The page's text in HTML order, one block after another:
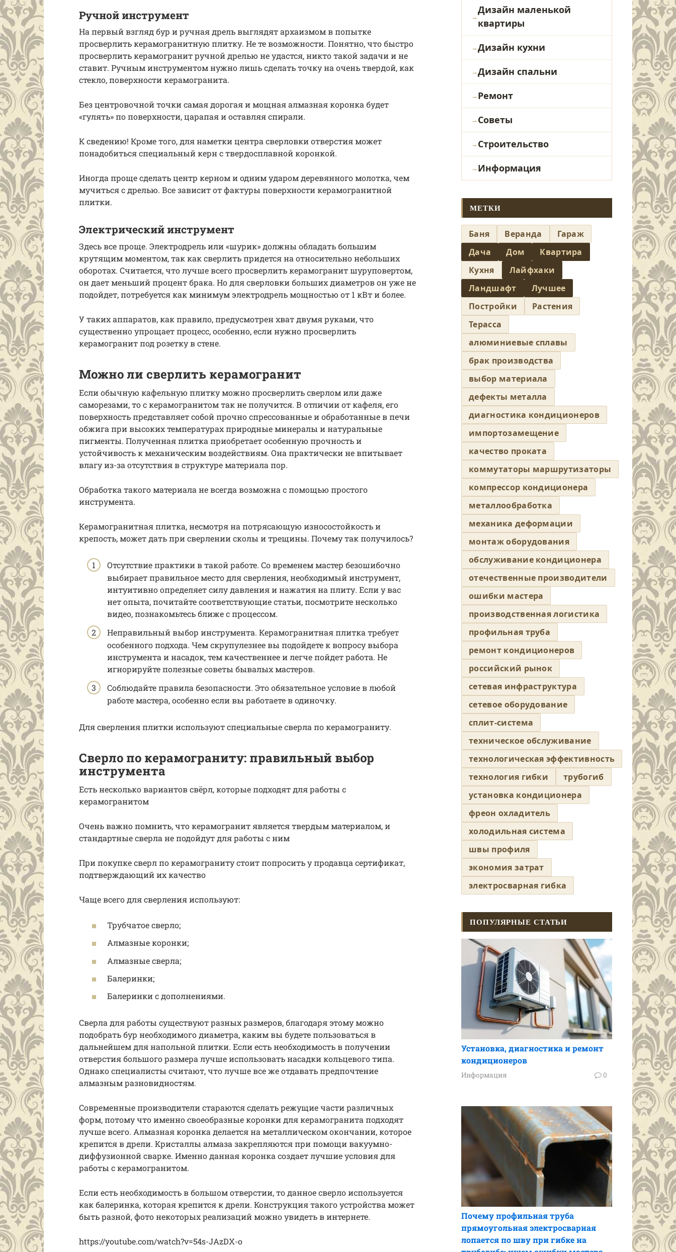
Ручной инструмент
На первый взгляд бур и ручная дрель выглядят архаизмом в попытке
просверлить керамогранитную плитку. Не те возможности. Понятно, что быстро
просверлить керамогранит ручной дрелью не удастся, никто такой задачи и не
ставит. Ручным инструментом нужно лишь сделать точку на очень твердой, как
стекло, поверхности керамогранита.
Без центровочной точки самая дорогая и мощная алмазная коронка будет
«гулять» по поверхности, царапая и оставляя спирали.
К сведению! Кроме того, для наметки центра сверловки отверстия может
понадобиться специальный керн с твердосплавной коронкой.
Иногда проще сделать центр керном и одним ударом деревянного молотка, чем
мучиться с дрелью. Все зависит от фактуры поверхности керамогранитной
плитки.
Электрический инструмент
Здесь все проще. Электродрель или «шурик» должны обладать большим
крутящим моментом, так как сверлить придется на относительно небольших
оборотах. Считается, что лучше всего просверлить керамогранит шуруповертом,
он дает меньший процент брака. Но для сверловки больших диаметров он уже не
подойдет, потребуется как минимум электродрель мощностью от 1 кВт и более.
У таких аппаратов, как правило, предусмотрен хват двумя руками, что
существенно упрощает процесс, особенно, если нужно просверлить
керамогранит под розетку в стене.
Можно ли сверлить керамогранит
Если обычную кафельную плитку можно просверлить сверлом или даже
саморезами, то с керамогранитом так не получится. В отличии от кафеля, его
поверхность представляет собой прочно спрессованные и обработанные в печи
обжига при высоких температурах природные минералы и натуральные
пигменты. Полученная плитка приобретает особенную прочность и
устойчивость к механическим воздействиям. Она практически не впитывает
влагу из-за отсутствия в структуре материала пор.
Обработка такого материала не всегда возможна с помощью простого
инструмента.
Керамогранитная плитка, несмотря на потрясающую износостойкость и
крепость, может дать при сверлении сколы и трещины. Почему так получилось?
Отсутствие практики в такой работе. Со временем мастер безошибочно
выбирает правильное место для сверления, необходимый инструмент,
интуитивно определяет силу давления и нажатия на плиту. Если у вас
нет опыта, почитайте соответствующие статьи, посмотрите несколько
видео, познакомьтесь ближе с процессом.
Неправильный выбор инструмента. Керамогранитная плитка требует
особенного подхода. Чем скрупулезнее вы подойдете к вопросу выбора
инструмента и насадок, тем качественнее и легче пойдет работа. Не
игнорируйте полезные советы бывалых мастеров.
Соблюдайте правила безопасности. Это обязательное условие в любой
работе мастера, особенно если вы работаете в одиночку.
Для сверления плитки используют специальные сверла по керамограниту.
Сверло по керамограниту: правильный выбор
инструмента
Есть несколько вариантов свёрл, которые подходят для работы с
керамогранитом
Очень важно помнить, что керамогранит является твердым материалом, и
стандартные сверла не подойдут для работы с ним
При покупке сверл по керамограниту стоит попросить у продавца сертификат,
подтверждающий их качество
Чаще всего для сверления используют:
Трубчатое сверло;
Алмазные коронки;
Алмазные сверла;
Балеринки;
Балеринки с дополнениями.
Сверла для работы существуют разных размеров, благодаря этому можно
подобрать бур необходимого диаметра, каким вы будете пользоваться в
дальнейшем для напольной плитки. Если есть необходимость в получении
отверстия большого размера лучше использовать насадки кольцевого типа.
Однако специалисты считают, что лучше все же отдавать предпочтение
алмазным разновидностям.
Современные производители стараются сделать режущие части различных
форм, потому что именно своеобразные коронки для керамогранита подходят
лучше всего. Алмазная коронка делается на металлическом окончании, которое
крепится в дрели. Кристаллы алмаза закрепляются при помощи вакуумно-
диффузионной сварке. Именно данная коронка создает лучшие условия для
работы с керамогранитом.
Если есть необходимость в большом отверстии, то данное сверло используется
как балеринка, которая крепится к дрели. Конструкция такого устройства может
быть разной, фото некоторых реализаций можно увидеть в интернете.
https://youtube.com/watch?v=54s-JAzDX-o
Дизайн маленькой
квартиры
Дизайн кухни
Дизайн спальни
Ремонт
Советы
Строительство
Информация
МЕТКИ
Баня Веранда
Гараж
Дача
Дом
Квартира
Кухня
Лайфхаки
Ландшафт
Лучшее
Постройки
Растения
Терасса
алюминиевые сплавы
брак производства
выбор материала
дефекты металла
диагностика кондиционеров
импортозамещение
качество проката
коммутаторы маршрутизаторы
компрессор кондиционера
металлообработка
механика деформации
монтаж оборудования
обслуживание кондиционера
отечественные производители
ошибки мастера
производственная логистика
профильная труба
ремонт кондиционеров
российский рынок
сетевая инфраструктура
сетевое оборудование
сплит-система
техническое обслуживание
технологическая эффективность
технология гибки
трубогиб
установка кондиционера
фреон охладитель
холодильная система
швы профиля
экономия затрат
электросварная гибка
ПОПУЛЯРНЫЕ СТАТЬИ
Установка, диагностика и ремонт
кондиционеров
Информация 0
Почему профильная труба
прямоугольная электросварная
лопается по шву при гибке на